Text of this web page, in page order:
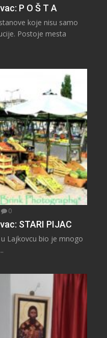
P O Š T A
koje nisu samo
Postoje mesta
0
STARI PIJAC
Lajkovcu bio je mnogo